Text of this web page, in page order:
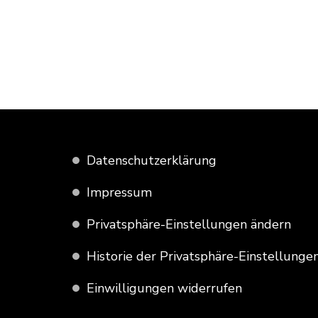
Datenschutzerklärung
Impressum
Privatsphäre-Einstellungen ändern
Historie der Privatsphäre-
Einwilligungen widerrufen